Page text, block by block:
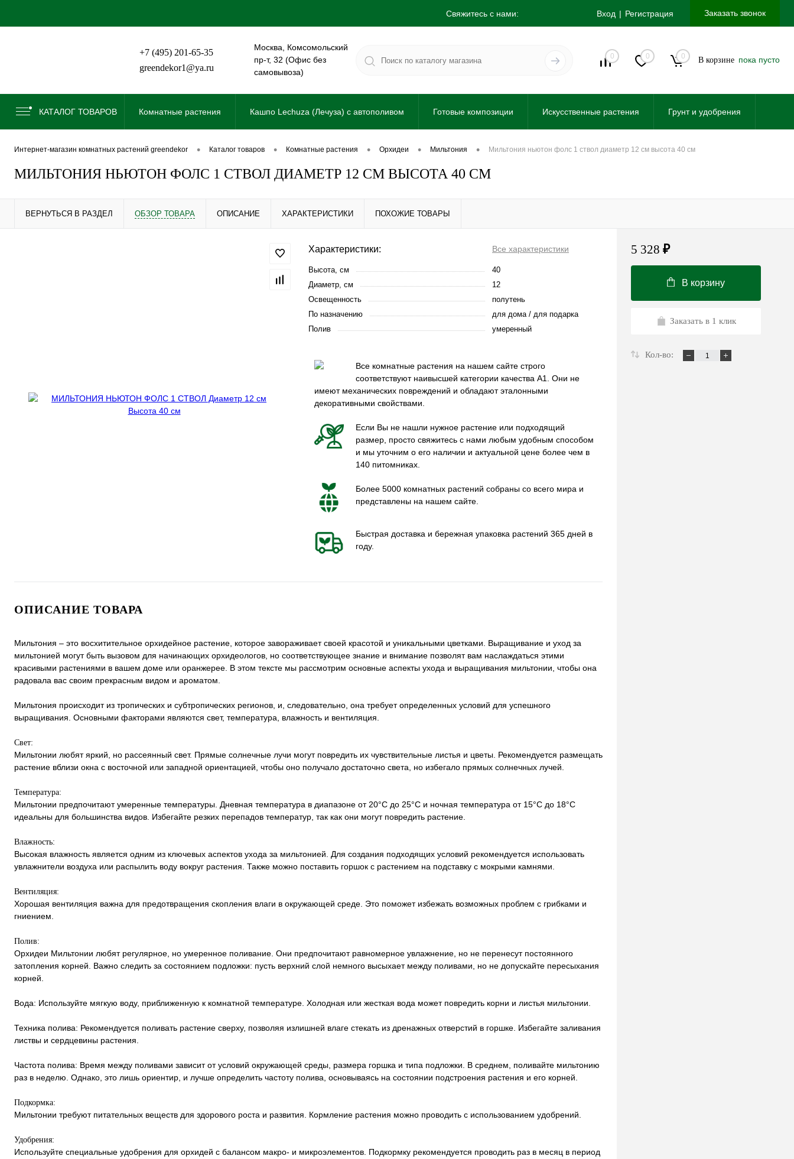
Свяжитесь с нами: Вход Регистрация Заказать звонок
+7 (495) 201-65-35
greendekor1@ya.ru
Москва, Комсомольский
пр-т, 32 (Офис без
самовывоза)
0 0 0 В корзине пока пусто
КАТАЛОГ ТОВАРОВ Комнатные растения Кашпо Lechuza (Лечуза) с автополивом Готовые композиции Искусственные растения Грунт и удобрения
интернет-магазин комнатных растений greendekor • каталог товаров • комнатные растения • орхидеи • мильтония • мильтония ньютон фолс 1 ствол диаметр 12 см высота 40 см
МИЛЬТОНИЯ НЬЮТОН ФОЛС 1 СТВОЛ ДИАМЕТР 12 СМ ВЫСОТА 40 СМ
ВЕРНУТЬСЯ В РАЗДЕЛ ОБЗОР ТОВАРА ОПИСАНИЕ ХАРАКТЕРИСТИКИ ПОХОЖИЕ ТОВАРЫ
Характеристики: Все характеристики
Высота, см
40
Диаметр, см
12
Освещенность
полутень
По назначению
для дома / для подарка
Полив
умеренный
Все комнатные растения на нашем сайте строго
соответствуют наивысшей категории качества А1. Они не
имеют механических повреждений и обладают эталонными
декоративными свойствами.
Если Вы не нашли нужное растение или подходящий
размер, просто свяжитесь с нами любым удобным способом
и мы уточним о его наличии и актуальной цене более чем в
140 питомниках.
Более 5000 комнатных растений собраны со всего мира и
представлены на нашем сайте.
Быстрая доставка и бережная упаковка растений 365 дней в
году.
ОПИСАНИЕ ТОВАРА
Мильтония – это восхитительное орхидейное растение, которое завораживает своей красотой и уникальными цветками. Выращивание и уход за
мильтонией могут быть вызовом для начинающих орхидеологов, но соответствующее знание и внимание позволят вам наслаждаться этими
красивыми растениями в вашем доме или оранжерее. В этом тексте мы рассмотрим основные аспекты ухода и выращивания мильтонии, чтобы она
радовала вас своим прекрасным видом и ароматом.
Мильтония происходит из тропических и субтропических регионов, и, следовательно, она требует определенных условий для успешного
выращивания. Основными факторами являются свет, температура, влажность и вентиляция.
Свет:
Мильтонии любят яркий, но рассеянный свет. Прямые солнечные лучи могут повредить их чувствительные листья и цветы. Рекомендуется размещать
растение вблизи окна с восточной или западной ориентацией, чтобы оно получало достаточно света, но избегало прямых солнечных лучей.
Температура:
Мильтонии предпочитают умеренные температуры. Дневная температура в диапазоне от 20°C до 25°C и ночная температура от 15°C до 18°C
идеальны для большинства видов. Избегайте резких перепадов температур, так как они могут повредить растение.
Влажность:
Высокая влажность является одним из ключевых аспектов ухода за мильтонией. Для создания подходящих условий рекомендуется использовать
увлажнители воздуха или распылить воду вокруг растения. Также можно поставить горшок с растением на подставку с мокрыми камнями.
Вентиляция:
Хорошая вентиляция важна для предотвращения скопления влаги в окружающей среде. Это поможет избежать возможных проблем с грибками и
гниением.
Полив:
Орхидеи Мильтонии любят регулярное, но умеренное поливание. Они предпочитают равномерное увлажнение, но не перенесут постоянного
затопления корней. Важно следить за состоянием подложки: пусть верхний слой немного высыхает между поливами, но не допускайте пересыхания
корней.
Вода: Используйте мягкую воду, приближенную к комнатной температуре. Холодная или жесткая вода может повредить корни и листья мильтонии.
Техника полива: Рекомендуется поливать растение сверху, позволяя излишней влаге стекать из дренажных отверстий в горшке. Избегайте заливания
листвы и сердцевины растения.
Частота полива: Время между поливами зависит от условий окружающей среды, размера горшка и типа подложки. В среднем, поливайте мильтонию
раз в неделю. Однако, это лишь ориентир, и лучше определить частоту полива, основываясь на состоянии подстроения растения и его корней.
Подкормка:
Мильтонии требуют питательных веществ для здорового роста и развития. Кормление растения можно проводить с использованием удобрений.
Удобрения:
Используйте специальные удобрения для орхидей с балансом макро- и микроэлементов. Подкормку рекомендуется проводить раз в месяц в период
5 328 ₽
В корзину
Заказать в 1 клик
Кол-во: